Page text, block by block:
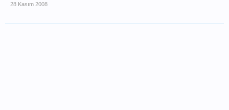
28 Kasım 2008